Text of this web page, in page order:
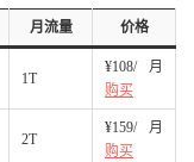
月流量 价格
1T
¥108/月
购买
2T
¥159/月
购买